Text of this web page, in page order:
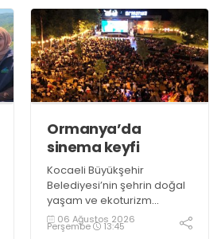
tamamlayacaklarını ifade
ederek açıklamalarda
bulundu. Kocaman,
“Gölcük’te ve Kocaeli
genelinde ses getirecek
projelerimizi tek tek hayata
geçireceğiz” dedi
Ormanya’da
sinema keyfi
Kocaeli Büyükşehir
Belediyesi’nin şehrin doğal
yaşam ve ekoturizm
merkezi Ormanya’da
düzenlediği “Gece
06 Ağustos 2026
Perşembe 13:45